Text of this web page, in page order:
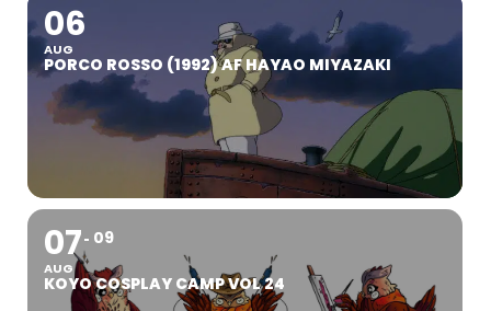
06
AUG
PORCO ROSSO (1992) AF HAYAO MIYAZAKI
07
AUG
09
KOYO COSPLAY CAMP VOL 24